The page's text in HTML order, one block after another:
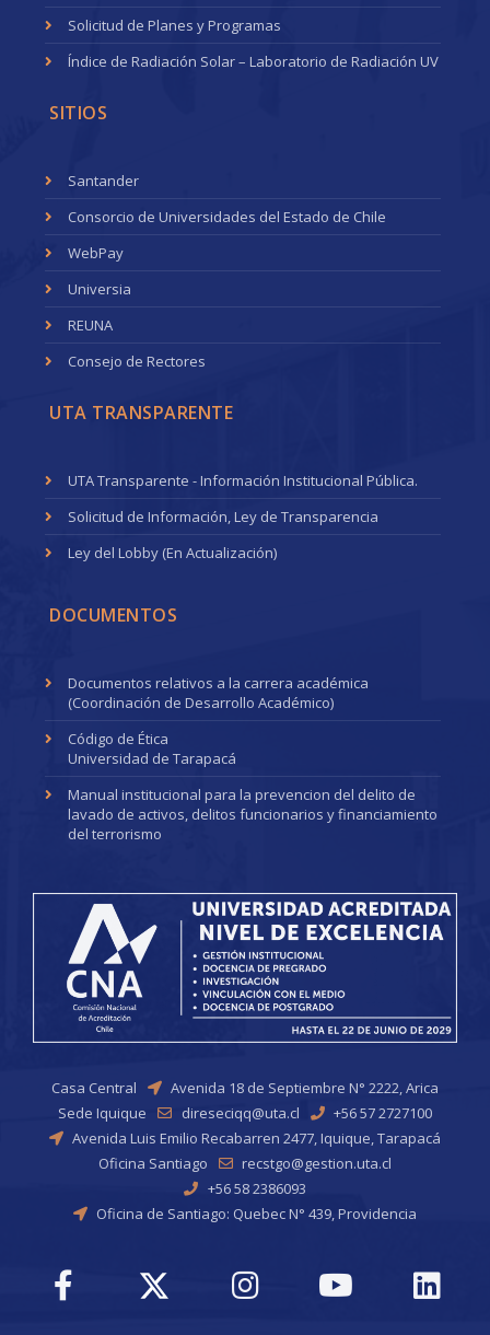
Solicitud de Planes y Programas
Índice de Radiación Solar – Laboratorio de Radiación UV
SITIOS
Santander
Consorcio de Universidades del Estado de Chile
WebPay
Universia
REUNA
Consejo de Rectores
UTA TRANSPARENTE
UTA Transparente - Información Institucional Pública.
Solicitud de Información, Ley de Transparencia
Ley del Lobby (En Actualización)
DOCUMENTOS
Documentos relativos a la carrera académica
(Coordinación de Desarrollo Académico)
Código de Ética
Universidad de Tarapacá
Manual institucional para la prevencion del delito de
lavado de activos, delitos funcionarios y financiamiento
del terrorismo
Casa Central
Avenida 18 de Septiembre N° 2222, Arica
Sede Iquique
direseciqq@uta.cl
+56 57 2727100
Avenida Luis Emilio Recabarren 2477, Iquique, Tarapacá
Oficina Santiago
recstgo@gestion.uta.cl
+56 58 2386093
Oficina de Santiago: Quebec N° 439, Providencia